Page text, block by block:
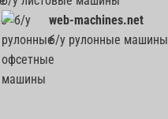
web-machines.net
б/у рулонные машины